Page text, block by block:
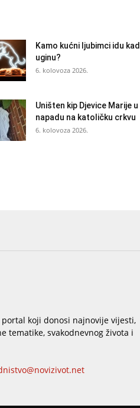
Kamo kućni ljubimci idu kad
uginu?
6. kolovoza 2026.
Uništen kip Djevice Marije u
napadu na katoličku crkvu
6. kolovoza 2026.
koji donosi najnovije vijesti,
tematike, svakodnevnog života i